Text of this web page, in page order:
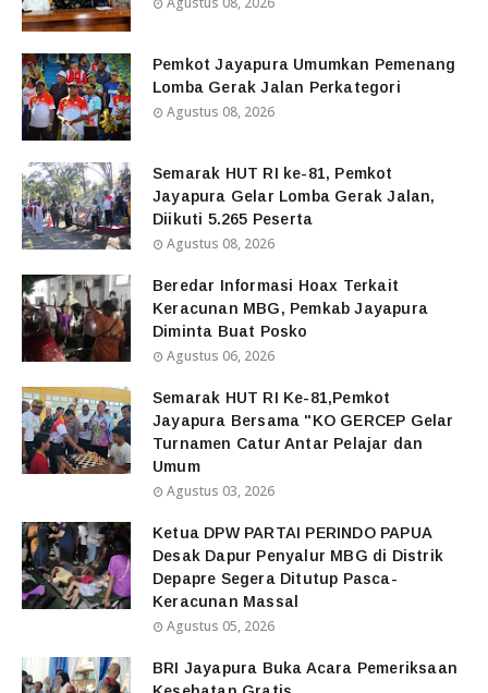
Pemkot Jayapura Umumkan Pemenang
Lomba Gerak Jalan Perkategori
Agustus 08, 2026
Semarak HUT RI ke-81, Pemkot
Jayapura Gelar Lomba Gerak Jalan,
Diikuti 5.265 Peserta
Agustus 08, 2026
Beredar Informasi Hoax Terkait
Keracunan MBG, Pemkab Jayapura
Diminta Buat Posko
Agustus 06, 2026
Semarak HUT RI Ke-81,Pemkot
Jayapura Bersama "KO GERCEP Gelar
Turnamen Catur Antar Pelajar dan
Umum
Agustus 03, 2026
Ketua DPW PARTAI PERINDO PAPUA
Desak Dapur Penyalur MBG di Distrik
Depapre Segera Ditutup Pasca-
Keracunan Massal
Agustus 05, 2026
BRI Jayapura Buka Acara Pemeriksaan